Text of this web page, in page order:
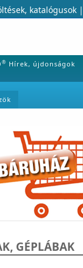
katalógusok |
® Hírek, újdonságok
GÉPLÁBAK